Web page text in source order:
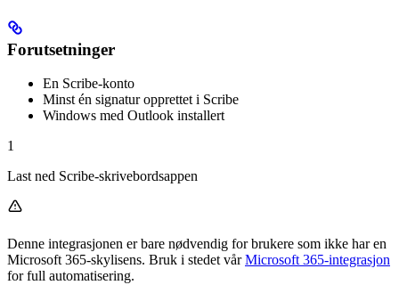
Forutsetninger
En Scribe-konto
Minst én signatur opprettet i Scribe
Windows med Outlook installert
1
Last ned Scribe-skrivebordsappen
Denne integrasjonen er bare nødvendig for brukere som ikke har en
Microsoft 365-skylisens. Bruk i stedet vårMicrosoft 365-integrasjon
for full automatisering.